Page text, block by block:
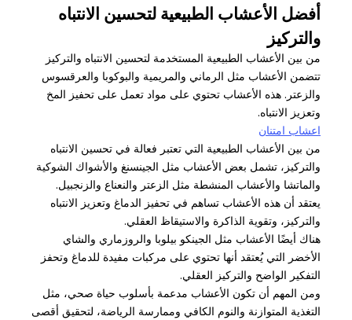
أفضل الأعشاب الطبيعية لتحسين الانتباه
والتركيز
من بين الأعشاب الطبيعية المستخدمة لتحسين الانتباه والتركيز
تتضمن الأعشاب مثل الرماني والمريمية والبوكوبا والعرقسوس
والزعتر. هذه الأعشاب تحتوي على مواد تعمل على تحفيز المخ
وتعزيز الانتباه.
اعشاب امتنان
من بين الأعشاب الطبيعية التي تعتبر فعالة في تحسين الانتباه
والتركيز، تشمل بعض الأعشاب مثل الجينسنغ والأشواك الشوكية
والماتشا والأعشاب المنشطة مثل الزعتر والنعناع والزنجبيل.
يعتقد أن هذه الأعشاب تساهم في تحفيز الدماغ وتعزيز الانتباه
والتركيز، وتقوية الذاكرة والاستيقاظ العقلي.
هناك أيضًا الأعشاب مثل الجينكو بيلوبا والروزماري والشاي
الأخضر التي يُعتقد أنها تحتوي على مركبات مفيدة للدماغ وتحفز
التفكير الواضح والتركيز العقلي.
ومن المهم أن تكون الأعشاب مدعمة بأسلوب حياة صحي، مثل
التغذية المتوازنة والنوم الكافي وممارسة الرياضة، لتحقيق أقصى